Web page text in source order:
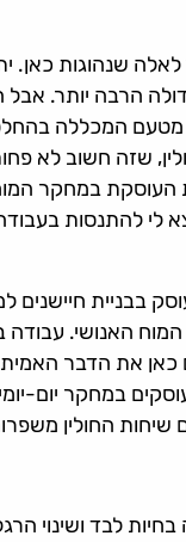
שנהוגות כאן.
הרבה יותר.
מטעם המכללה
שזה חשוב לא
במחקר המוח
לי להתנסות
בבניית חיישנים
האנושי.
כאן את הדבר
במחקר יום-
החולין
לבד ושינוי